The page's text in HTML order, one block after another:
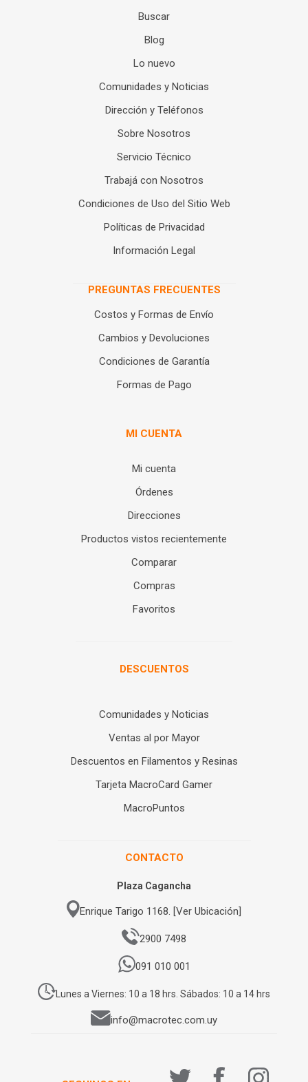
Buscar
Blog
Lo nuevo
Comunidades y Noticias
Dirección y Teléfonos
Sobre Nosotros
Servicio Técnico
Trabajá con Nosotros
Condiciones de Uso del Sitio Web
Políticas de Privacidad
Información Legal
PREGUNTAS FRECUENTES
Costos y Formas de Envío
Cambios y Devoluciones
Condiciones de Garantía
Formas de Pago
MI CUENTA
Mi cuenta
Órdenes
Direcciones
Productos vistos recientemente
Comparar
Compras
Favoritos
DESCUENTOS
Comunidades y Noticias
Ventas al por Mayor
Descuentos en Filamentos y Resinas
Tarjeta MacroCard Gamer
MacroPuntos
CONTACTO
Plaza Cagancha
Enrique Tarigo 1168. [Ver Ubicación]
2900 7498
091 010 001
Lunes a Viernes: 10 a 18 hrs. Sábados: 10 a 14 hrs
info@macrotec.com.uy